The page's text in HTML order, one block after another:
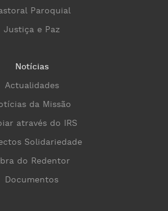
Paroquial
Justiça e Paz
Notícias
Actualidades
da Missão
através do IRS
Solidariedade
do Redentor
Documentos